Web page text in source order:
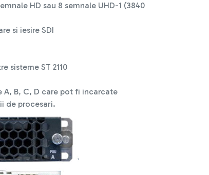
HD sau 8 semnale UHD-1 (3840
si iesire SDI
sisteme ST 2110
B, C, D care pot fi incarcate
de procesari.